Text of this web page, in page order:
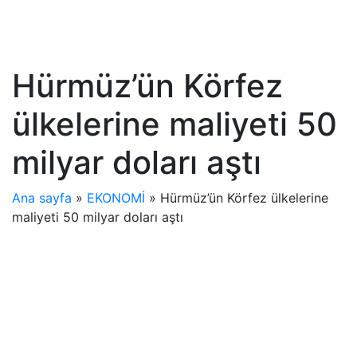
Hürmüz’ün Körfez
ülkelerine maliyeti 50
milyar doları aştı
Ana sayfa » EKONOMİ » Hürmüz’ün Körfez ülkelerine
maliyeti 50 milyar doları aştı